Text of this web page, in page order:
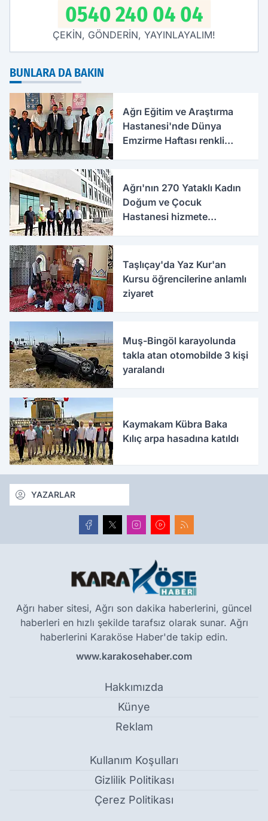
0540 240 04 04
ÇEKİN, GÖNDERİN, YAYINLAYALIM!
BUNLARA DA BAKIN
Ağrı Eğitim ve Araştırma
Hastanesi'nde Dünya
Emzirme Haftası renkli
Ağrı'nın 270 Yataklı Kadın
Doğum ve Çocuk
Hastanesi hizmete
Taşlıçay'da Yaz Kur'an
Kursu öğrencilerine anlamlı
ziyaret
Muş-Bingöl karayolunda
takla atan otomobilde 3 kişi
yaralandı
Kaymakam Kübra Baka
Kılıç arpa hasadına katıldı
YAZARLAR
Ağrı haber sitesi, Ağrı son dakika haberlerini, güncel
haberleri en hızlı şekilde tarafsız olarak sunar. Ağrı
haberlerini Karaköse Haber'de takip edin.
www.karakosehaber.com
Hakkımızda
Künye
Reklam
Kullanım Koşulları
Gizlilik Politikası
Çerez Politikası